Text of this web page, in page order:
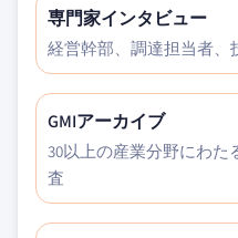
専門家インタビュー
経営幹部、調達担当者、
GMIアーカイブ
30以上の産業分野にわた
査